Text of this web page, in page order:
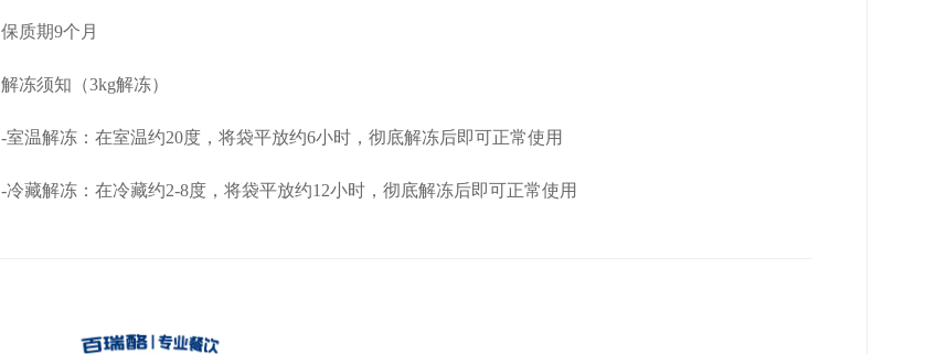
保质期9个月
解冻须知（3kg解冻）
-室温解冻：在室温约20度，将袋平放约6小时，彻底解冻后即可正常使用
-冷藏解冻：在冷藏约2-8度，将袋平放约12小时，彻底解冻后即可正常使用